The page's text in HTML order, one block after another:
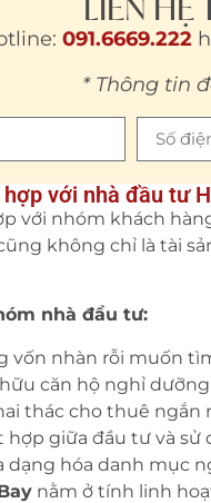
091.6669.222
* Thông tin
với nhà đầu tư
với nhóm khách
không chỉ là tài
nhà đầu tư:
vốn nhàn rỗi muốn
căn hộ nghỉ
thác cho thuê ngắn
giữa đầu tư và sử
dạng hóa danh mục
nằm ở tính linh